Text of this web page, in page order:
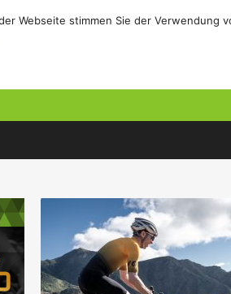
/ Support /
Webseite stimmen Sie der Verwendung